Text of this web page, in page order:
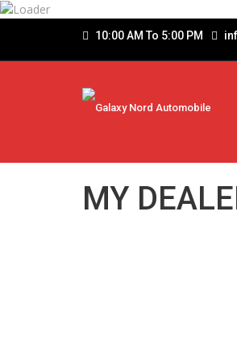
10:00 AM To 5:00 PM
MY